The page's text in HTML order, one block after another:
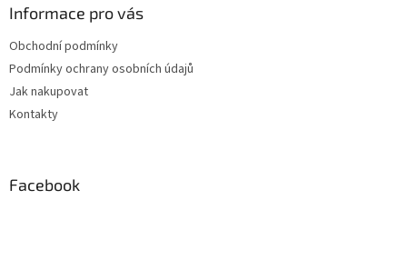
Informace pro vás
Obchodní podmínky
Podmínky ochrany osobních údajů
Jak nakupovat
Kontakty
Facebook